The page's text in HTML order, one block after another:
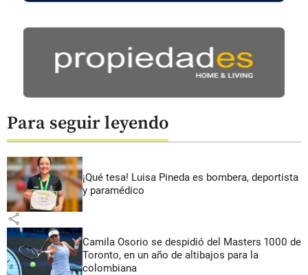
Para seguir leyendo
¡Qué tesa! Luisa Pineda es bombera, deportista
y paramédico
share
Camila Osorio se despidió del Masters 1000 de
Toronto, en un año de altibajos para la
colombiana